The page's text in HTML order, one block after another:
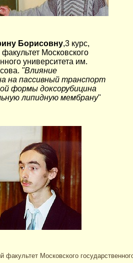
Борисовну,3 курс,
Московского
университета им.
"Влияние
на пассивный транспорт
формы доксорубицина
липидную мембрану"
факультет Московского